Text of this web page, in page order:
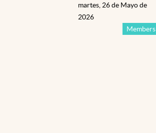
Members
martes, 26 de Mayo de
2026